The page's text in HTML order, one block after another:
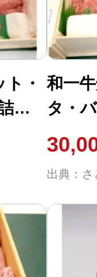
特集
とは
・
合
和一
タ・
出典：さ